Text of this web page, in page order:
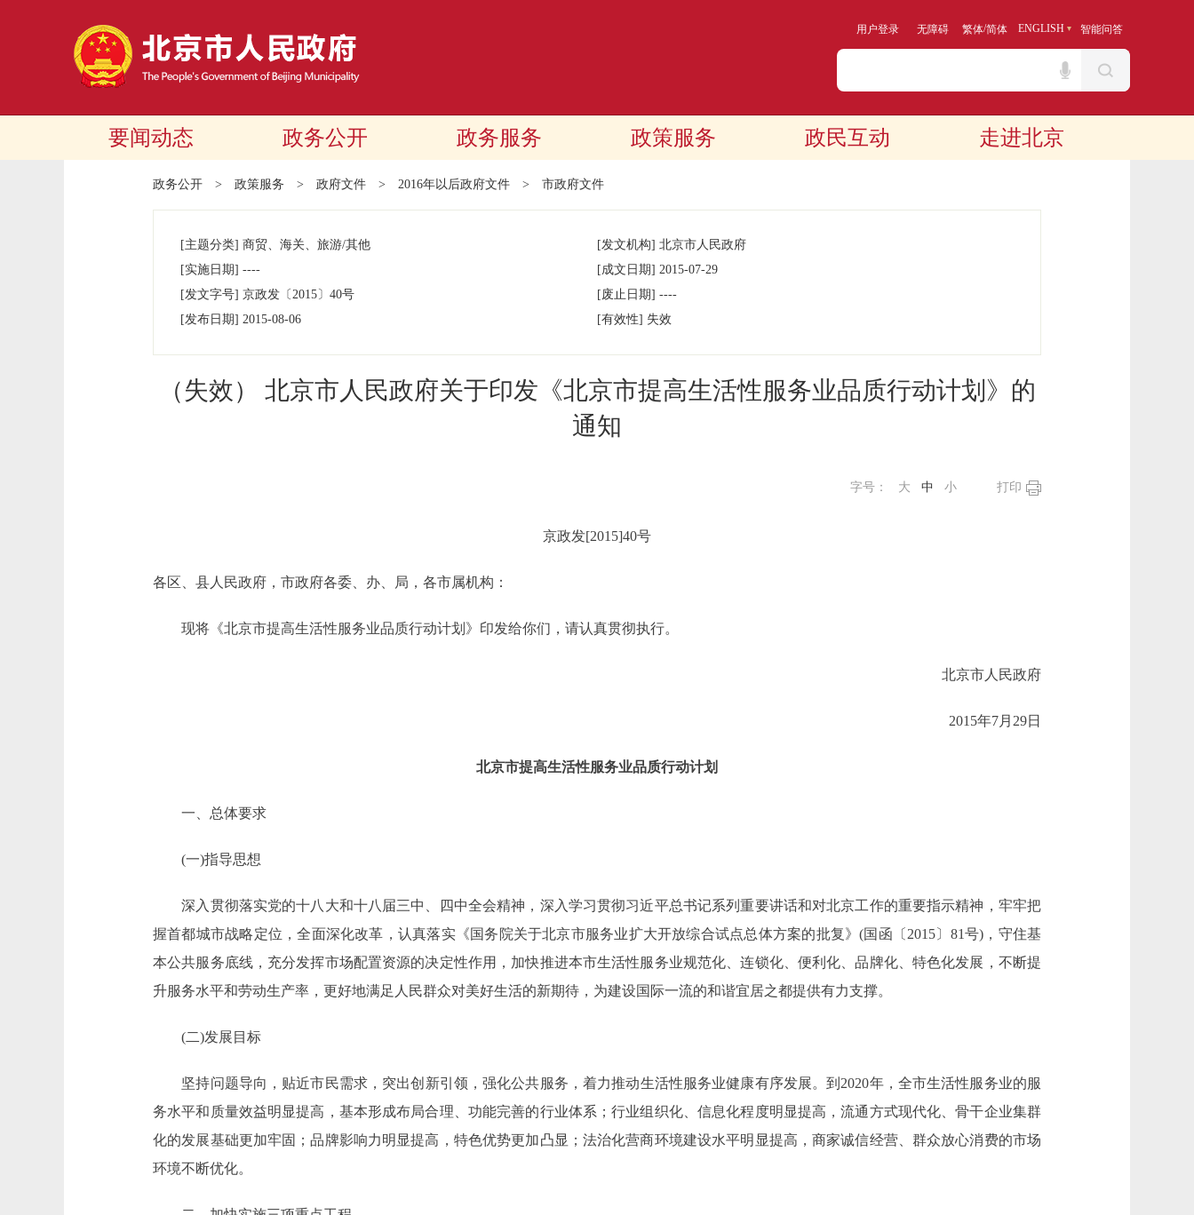
用户登录 无障碍 繁体/简体 ENGLISH 智能问答
要闻动态 政务公开 政务服务 政策服务 政民互动 走进北京
政务公开 > 政策服务 > 政府文件 > 2016年以后政府文件 > 市政府文件
[主题分类] 商贸、海关、旅游/其他 [发文机构] 北京市人民政府
[实施日期] ---- [成文日期] 2015-07-29
[发文字号] 京政发 〔2015〕 40号 [废止日期] ----
[发布日期] 2015-08-06 [有效性] 失效
（失效） 北京市人民政府关于印发《北京市提高生活性服务业品质行动计划》的
通知
打印
字号： 大 中 小
京政发[2015]40号
各区、县人民政府，市政府各委、办、局，各市属机构：
现将《北京市提高生活性服务业品质行动计划》印发给你们，请认真贯彻执行。
北京市人民政府
2015年7月29日
北京市提高生活性服务业品质行动计划
一、总体要求
(一)指导思想
深入贯彻落实党的十八大和十八届三中、四中全会精神，深入学习贯彻习近平总书记系列重要讲话和对北京工作的重要指示精神，牢牢把
握首都城市战略定位，全面深化改革，认真落实《国务院关于北京市服务业扩大开放综合试点总体方案的批复》(国函〔2015〕81号)，守住基
本公共服务底线，充分发挥市场配置资源的决定性作用，加快推进本市生活性服务业规范化、连锁化、便利化、品牌化、特色化发展，不断提
升服务水平和劳动生产率，更好地满足人民群众对美好生活的新期待，为建设国际一流的和谐宜居之都提供有力支撑。
(二)发展目标
坚持问题导向，贴近市民需求，突出创新引领，强化公共服务，着力推动生活性服务业健康有序发展。到2020年，全市生活性服务业的服
务水平和质量效益明显提高，基本形成布局合理、功能完善的行业体系；行业组织化、信息化程度明显提高，流通方式现代化、骨干企业集群
化的发展基础更加牢固；品牌影响力明显提高，特色优势更加凸显；法治化营商环境建设水平明显提高，商家诚信经营、群众放心消费的市场
环境不断优化。